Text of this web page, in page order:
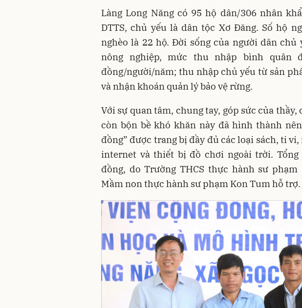
Làng Long Năng có 95 hộ dân/306 nhân
DTTS, chủ yếu là dân tộc Xơ Đăng. Số hộ
nghèo là 22 hộ. Đời sống của người dân chủ
nông nghiệp, mức thu nhập bình quân
đồng/người/năm; thu nhập chủ yếu từ sản
và nhận khoán quản lý bảo vệ rừng.
Với sự quan tâm, chung tay, góp sức của thầy,
còn bộn bề khó khăn này đã hình thành
đồng” được trang bị đầy đủ các loại sách, ti
internet và thiết bị đồ chơi ngoài trời.
đồng, do Trường THCS thực hành sư
Mầm non thực hành sư phạm Kon Tum hỗ trợ.